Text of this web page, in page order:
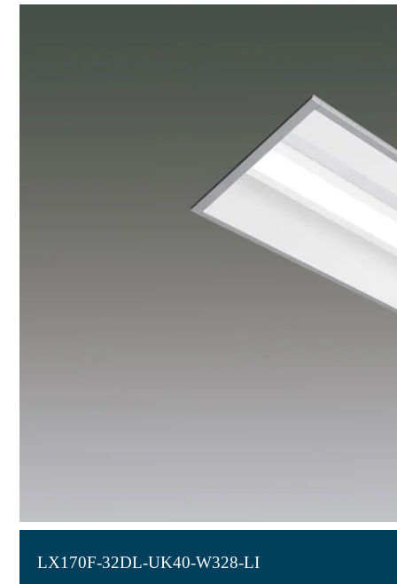
LX170F-32DL-UK40-W328-LI